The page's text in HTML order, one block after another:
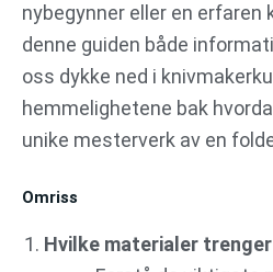
nybegynner eller en erfaren
denne guiden både
oss dykke ned i
hemmelighetene bak
unike mesterverk av en
Omriss
Hvilke materialer